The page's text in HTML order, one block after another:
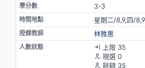
3-3
星期二/8,9,四/8,9
林雅惠
上限 35
現選 0
餘額 35